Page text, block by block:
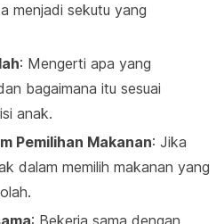
menjadi sekutu yang
: Mengerti apa yang
bagaimana itu sesuai
anak.
Pemilihan Makanan: Jika
dalam memilih makanan yang